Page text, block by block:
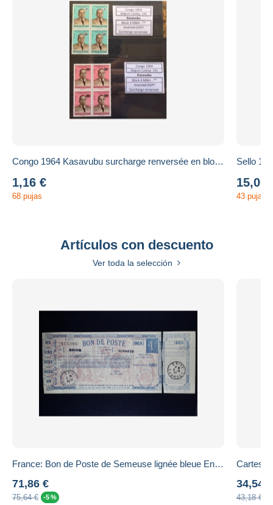
Congo 1964 Kasavubu surcharge renversée en bloc de 4 sans ch 543 544 +100€
1,16 €
68 pujas
15,00
43 pujas
Artículos con descuento
Ver toda la selección
France: Bon de Poste de Semeuse lignée bleue Entier K1 avec déclaration de virement
71,86 €
75,64 € -5 %
34,54 €
43,18 €